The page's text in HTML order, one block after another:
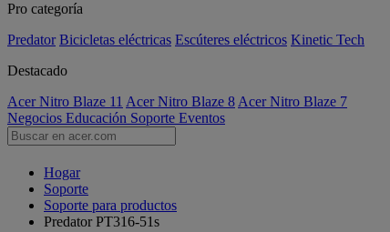
Pro categoría
Predator Bicicletas eléctricas Escúteres eléctricos Kinetic Tech
Destacado
Acer Nitro Blaze 11 Acer Nitro Blaze 8 Acer Nitro Blaze 7
Negocios Educación Soporte Eventos
Hogar
Soporte
Soporte para productos
Predator PT316-51s